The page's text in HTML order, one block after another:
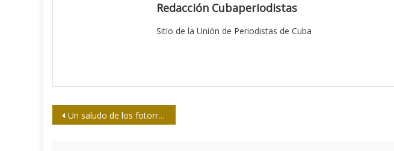
Redacción Cubaperiodistas
Sitio de la Unión de Periodistas de Cuba
Navegación
Un saludo de los fotorreporteros a Fidel